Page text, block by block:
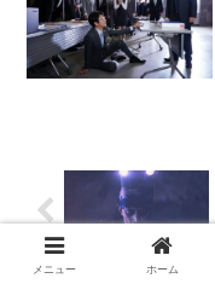
メニュー ホーム